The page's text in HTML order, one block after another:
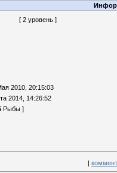
[ 2 уровень ]
2010, 20:15:03
2014, 14:26:52
Рыбы ]
|